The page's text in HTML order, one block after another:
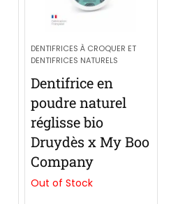
DENTIFRICES À CROQUER ET
DENTIFRICES NATURELS
Dentifrice en
poudre naturel
réglisse bio
Druydès x My Boo
Company
Out of Stock